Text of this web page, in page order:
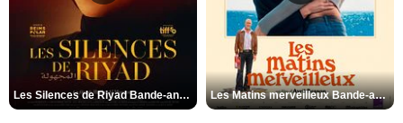
Les Silences de Riyad Bande-annonce VO STFR Les Matins merveilleux Bande-annonce VF